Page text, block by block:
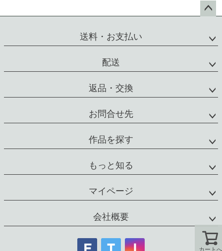
ップ
送料・お支払い
配送
返品・交換
お問合せ先
作品を探す
もっと知る
マイページ
会社概要